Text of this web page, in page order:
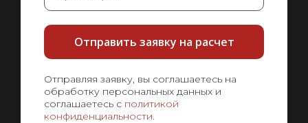
Отправить заявку на расчет
Отправляя заявку, вы соглашаетесь на
обработку персональных данных и
соглашаетесь с политикой
конфиденциальности